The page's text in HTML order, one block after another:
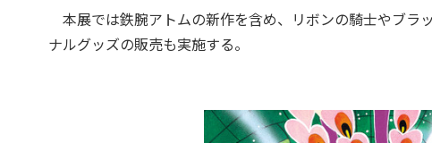
本展では鉄腕アトムの新作を含め、リボンの騎士やブラ
ナルグッズの販売も実施する。